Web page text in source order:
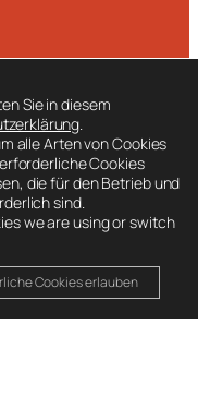
Sie in diesem
.
alle Arten von Cookies
Cookies
die für den Betrieb und
sind.
we are using or switch
Cookies erlauben